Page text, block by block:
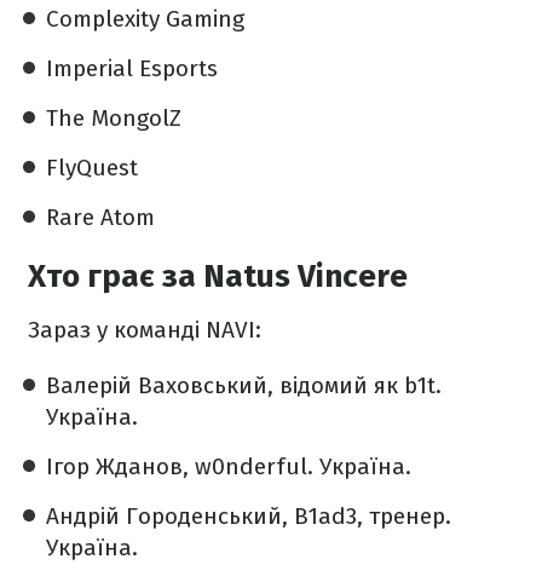
Complexity Gaming
Imperial Esports
The MongolZ
FlyQuest
Rare Atom
Хто грає за Natus Vincere
Зараз у команді NAVI:
Валерій Ваховський, відомий як b1t.
Україна.
Ігор Жданов, w0nderful. Україна.
Андрій Городенський, B1ad3, тренер.
Україна.